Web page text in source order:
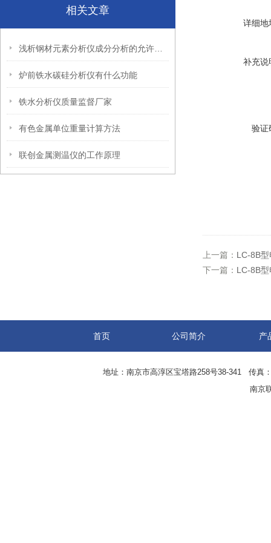
相关文章
炉前铁水碳硅分析仪有什么功能
铁水分析仪质量监督厂家
有色金属单位重量计算方法
联创金属测温仪的工作原理
详细地
补充说
验证
上一篇： LC-8B
下一篇： LC-8B
首页 公司简介 产
地址：南京市高淳区宝塔路258号38-341 传真
南京